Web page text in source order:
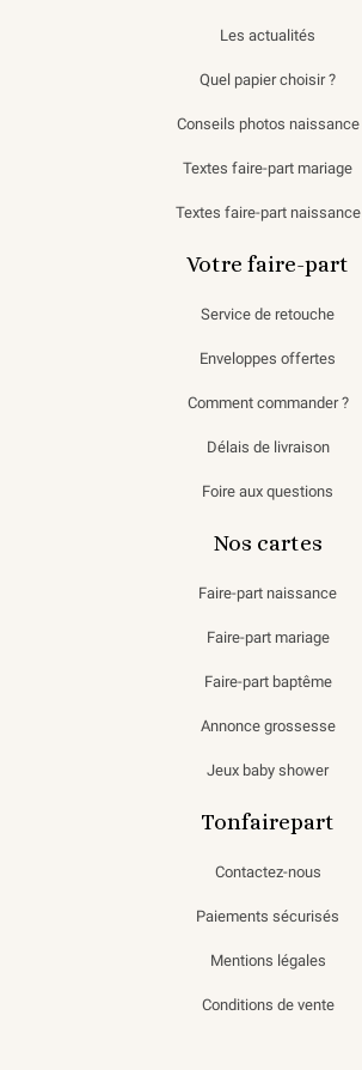
Les actualités
Quel papier choisir ?
Conseils photos naissance
Textes faire-part mariage
Textes faire-part naissance
Votre faire-part
Service de retouche
Enveloppes offertes
Comment commander ?
Délais de livraison
Foire aux questions
Nos cartes
Faire-part naissance
Faire-part mariage
Faire-part baptême
Annonce grossesse
Jeux baby shower
Tonfairepart
Contactez-nous
Paiements sécurisés
Mentions légales
Conditions de vente